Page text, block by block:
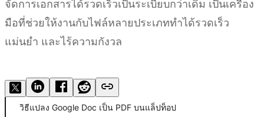
จัดการเอกสารได้รวดเร็วเป็นระเบียบกว่าเดิม เป็นเครื่อง
มือที่ช่วยให้งานกับไฟล์หลายประเภททำได้รวดเร็ว
แม่นยำ และไร้ความกังวล
วิธีแปลง Google Doc เป็น PDF บนแล็ปท็อป